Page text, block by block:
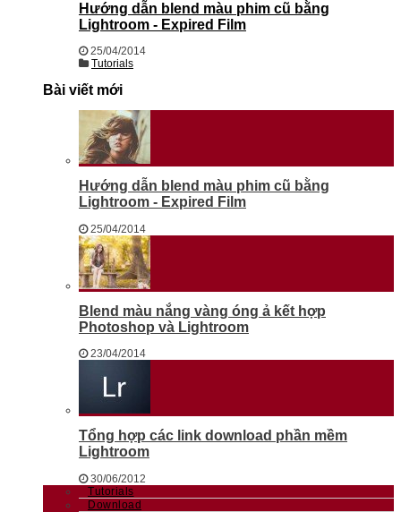
Hướng dẫn blend màu phim cũ bằng
Lightroom - Expired Film
25/04/2014
Tutorials
Bài viết mới
Hướng dẫn blend màu phim cũ bằng
Lightroom - Expired Film
25/04/2014
Blend màu nắng vàng óng ả kết hợp
Photoshop và Lightroom
23/04/2014
Tổng hợp các link download phần mềm
Lightroom
30/06/2012
Tutorials
Download